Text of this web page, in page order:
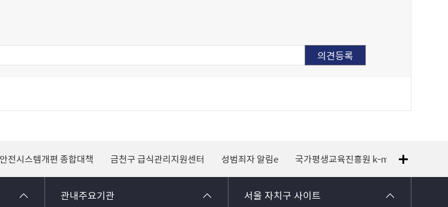
금천구 급식관리지원센터 성범죄자 알림e 국가평생교육진흥원 k-mooc 120 외국어 상담 지적측량
관내주요기관 서울 자치구 사이트